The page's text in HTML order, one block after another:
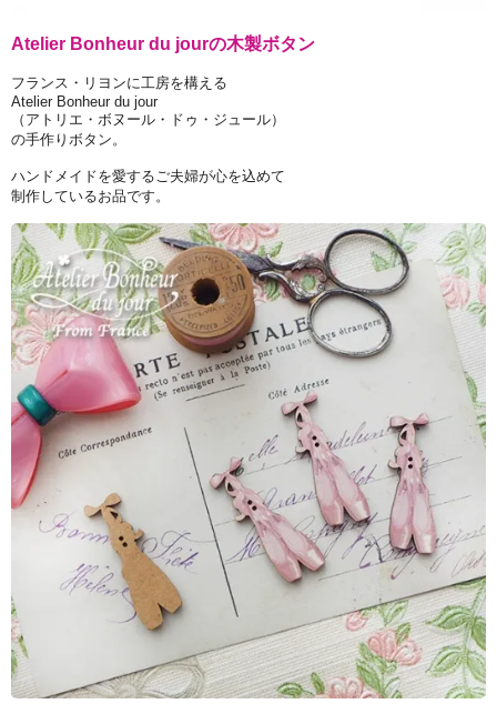
Atelier Bonheur du jourの木製ボタン
フランス・リヨンに工房を構える
Atelier Bonheur du jour
（アトリエ・ボヌール・ドゥ・ジュール）
の手作りボタン。
ハンドメイドを愛するご夫婦が心を込めて
制作しているお品です。